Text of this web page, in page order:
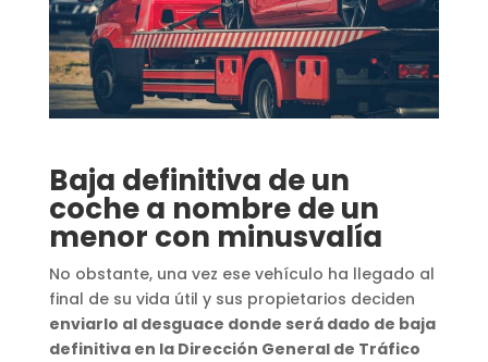
Baja definitiva de un
coche a nombre de un
menor con minusvalía
No obstante, una vez ese vehículo ha llegado al
final de su vida útil y sus propietarios deciden
enviarlo al desguace donde será dado de baja
definitiva en la Dirección General de Tráfico